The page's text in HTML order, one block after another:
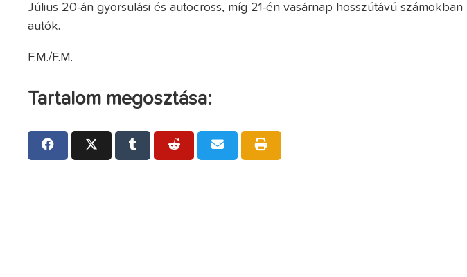
Július 20-án gyorsulási és autocross, míg 21-én vasárnap hosszútávú
autók.
F.M./F.M.
Tartalom megosztása: